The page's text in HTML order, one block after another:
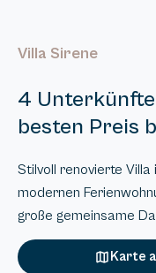
Villa Sirene
4
besten Preis
Stilvoll renovierte
modernen
große gemeinsame
Karte